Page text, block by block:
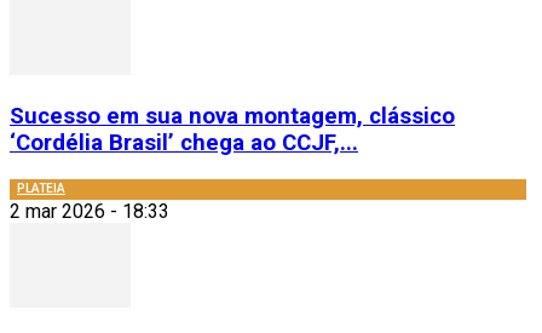
Sucesso em sua nova montagem, clássico
‘Cordélia Brasil’ chega ao CCJF,...
PLATEIA
2 mar 2026 - 18:33